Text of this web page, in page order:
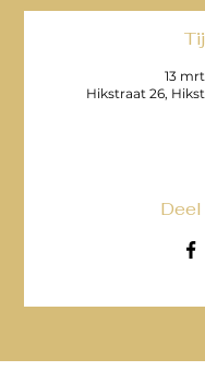
13
Hikstraat 26,